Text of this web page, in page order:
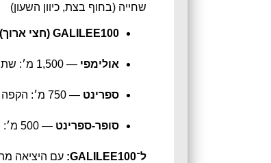
שחייה (בחוף בצת, כיוון השעון)
GALILEE100 (חצי ארוך)
אולימפי — 1,500 מ׳: שתי הקפות של 750 מ׳.
ספרינט — 750 מ׳: הקפה אחת.
סופר-ספרינט — 500 מ׳: משולש מקוצר.
ל־GALILEE100: עם היציאה